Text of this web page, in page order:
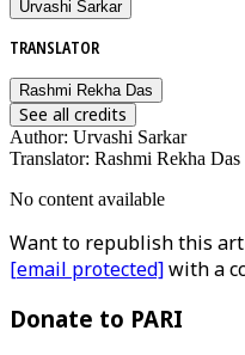
Urvashi Sarkar
TRANSLATOR
Rashmi Rekha Das
See all credits
Author: Urvashi Sarkar
Translator: Rashmi Rekha Das
No content available
Want to republish this
[email protected]with a
Donate to PARI